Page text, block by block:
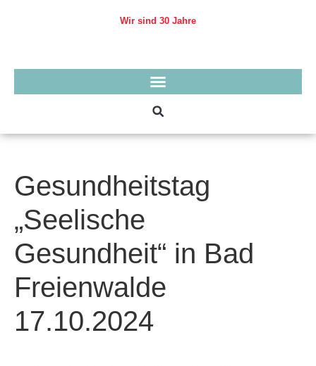
Wir sind 30 Jahre
Gesundheitstag
„Seelische
Gesundheit“ in Bad
Freienwalde
17.10.2024